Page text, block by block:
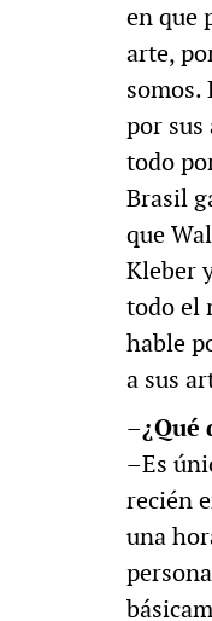
en que
arte,
somos.
por sus
todo
Brasil
que
Kleber
todo el
hable
a sus
–Es
recién
una